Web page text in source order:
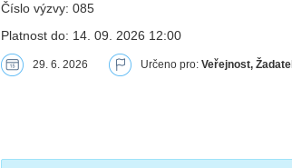
Číslo výzvy: 085
Platnost do: 14. 09. 2026 12:00
29. 6. 2026 Určeno pro:Veřejnost, Žadatel